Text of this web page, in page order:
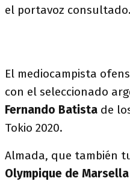
el portavoz consultado.
El mediocampista
con el seleccionado
Fernando Batista de
Tokio 2020.
Almada, que también
Olympique de Marsella